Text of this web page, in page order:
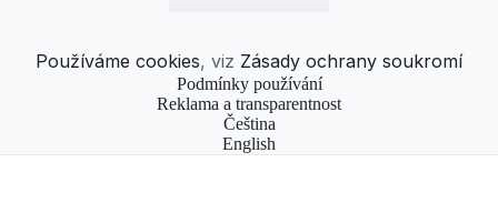
Používáme cookies, viz Zásady ochrany soukromí
Podmínky používání
Reklama a transparentnost
Čeština
English